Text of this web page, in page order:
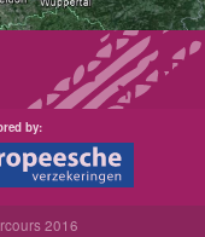
by:
2016